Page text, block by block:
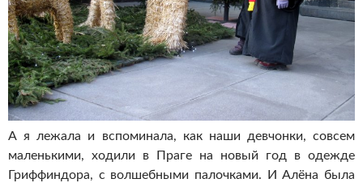
А я лежала и вспоминала, как наши девчонки, совсем
маленькими, ходили в Праге на новый год в одежде
Гриффиндора, с волшебными палочками. И Алёна была